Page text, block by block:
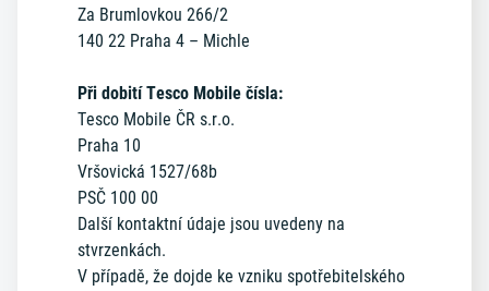
Za Brumlovkou 266/2
140 22 Praha 4 – Michle
Při dobití Tesco Mobile čísla:
Tesco Mobile ČR s.r.o.
Praha 10
Vršovická 1527/68b
PSČ 100 00
Další kontaktní údaje jsou uvedeny na
stvrzenkách.
V případě, že dojde ke vzniku spotřebitelského